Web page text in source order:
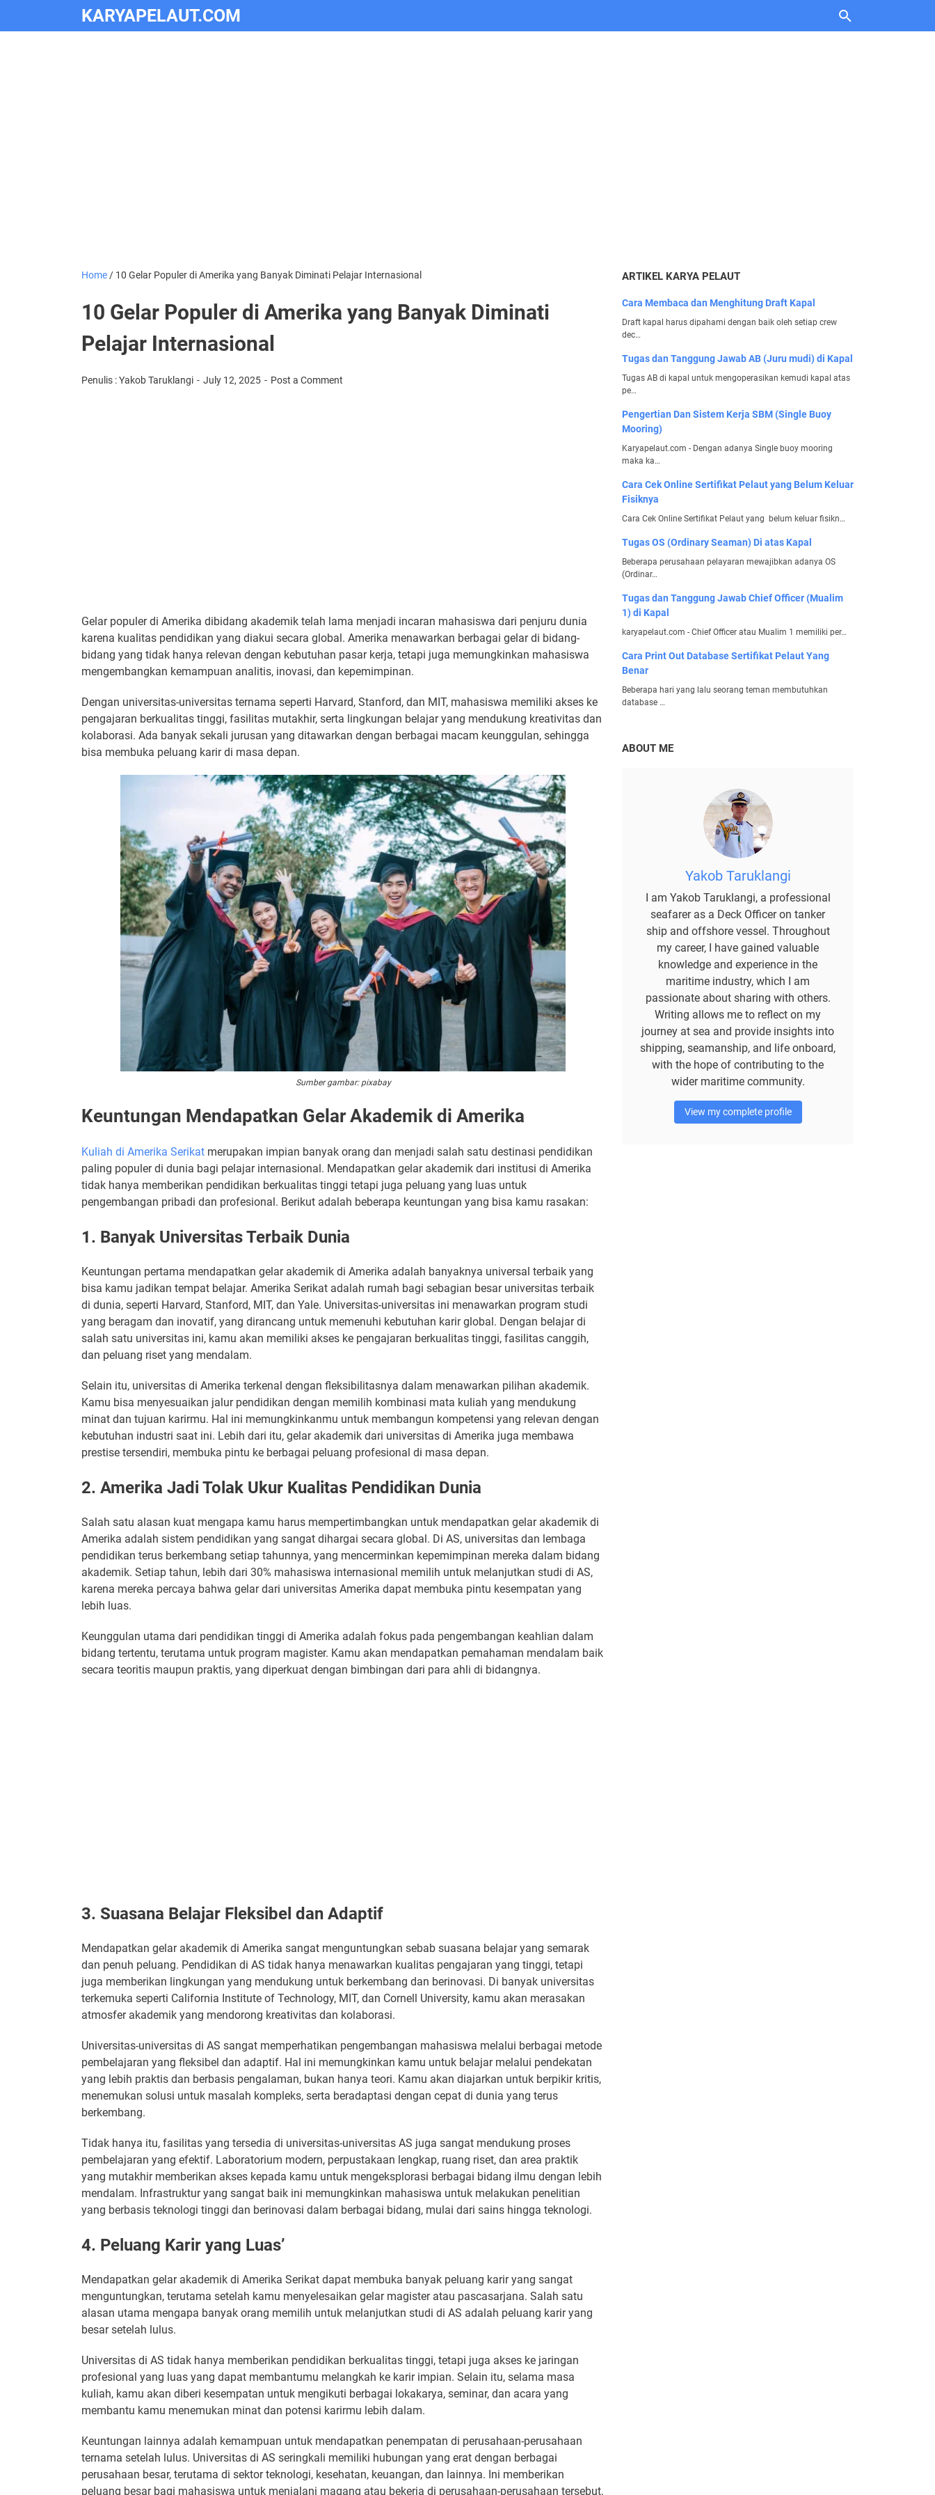
KARYAPELAUT.COM
Home / 10 Gelar Populer di Amerika yang Banyak Diminati Pelajar Internasional
10 Gelar Populer di Amerika yang Banyak Diminati
Pelajar Internasional
Penulis : Yakob Taruklangi July 12, 2025 Post a Comment
Gelar populer di Amerika dibidang akademik telah lama menjadi incaran mahasiswa dari penjuru dunia
karena kualitas pendidikan yang diakui secara global. Amerika menawarkan berbagai gelar di bidang-
bidang yang tidak hanya relevan dengan kebutuhan pasar kerja, tetapi juga memungkinkan mahasiswa
mengembangkan kemampuan analitis, inovasi, dan kepemimpinan.
Dengan universitas-universitas ternama seperti Harvard, Stanford, dan MIT, mahasiswa memiliki akses ke
pengajaran berkualitas tinggi, fasilitas mutakhir, serta lingkungan belajar yang mendukung kreativitas dan
kolaborasi. Ada banyak sekali jurusan yang ditawarkan dengan berbagai macam keunggulan, sehingga
bisa membuka peluang karir di masa depan.
Sumber gambar: pixabay
Keuntungan Mendapatkan Gelar Akademik di Amerika
Kuliah di Amerika Serikat merupakan impian banyak orang dan menjadi salah satu destinasi pendidikan
paling populer di dunia bagi pelajar internasional. Mendapatkan gelar akademik dari institusi di Amerika
tidak hanya memberikan pendidikan berkualitas tinggi tetapi juga peluang yang luas untuk
pengembangan pribadi dan profesional. Berikut adalah beberapa keuntungan yang bisa kamu rasakan:
1. Banyak Universitas Terbaik Dunia
Keuntungan pertama mendapatkan gelar akademik di Amerika adalah banyaknya universal terbaik yang
bisa kamu jadikan tempat belajar. Amerika Serikat adalah rumah bagi sebagian besar universitas terbaik
di dunia, seperti Harvard, Stanford, MIT, dan Yale. Universitas-universitas ini menawarkan program studi
yang beragam dan inovatif, yang dirancang untuk memenuhi kebutuhan karir global. Dengan belajar di
salah satu universitas ini, kamu akan memiliki akses ke pengajaran berkualitas tinggi, fasilitas canggih,
dan peluang riset yang mendalam.
Selain itu, universitas di Amerika terkenal dengan fleksibilitasnya dalam menawarkan pilihan akademik.
Kamu bisa menyesuaikan jalur pendidikan dengan memilih kombinasi mata kuliah yang mendukung
minat dan tujuan karirmu. Hal ini memungkinkanmu untuk membangun kompetensi yang relevan dengan
kebutuhan industri saat ini. Lebih dari itu, gelar akademik dari universitas di Amerika juga membawa
prestise tersendiri, membuka pintu ke berbagai peluang profesional di masa depan.
2. Amerika Jadi Tolak Ukur Kualitas Pendidikan Dunia
Salah satu alasan kuat mengapa kamu harus mempertimbangkan untuk mendapatkan gelar akademik di
Amerika adalah sistem pendidikan yang sangat dihargai secara global. Di AS, universitas dan lembaga
pendidikan terus berkembang setiap tahunnya, yang mencerminkan kepemimpinan mereka dalam bidang
akademik. Setiap tahun, lebih dari 30% mahasiswa internasional memilih untuk melanjutkan studi di AS,
karena mereka percaya bahwa gelar dari universitas Amerika dapat membuka pintu kesempatan yang
lebih luas.
Keunggulan utama dari pendidikan tinggi di Amerika adalah fokus pada pengembangan keahlian dalam
bidang tertentu, terutama untuk program magister. Kamu akan mendapatkan pemahaman mendalam baik
secara teoritis maupun praktis, yang diperkuat dengan bimbingan dari para ahli di bidangnya.
3. Suasana Belajar Fleksibel dan Adaptif
Mendapatkan gelar akademik di Amerika sangat menguntungkan sebab suasana belajar yang semarak
dan penuh peluang. Pendidikan di AS tidak hanya menawarkan kualitas pengajaran yang tinggi, tetapi
juga memberikan lingkungan yang mendukung untuk berkembang dan berinovasi. Di banyak universitas
terkemuka seperti California Institute of Technology, MIT, dan Cornell University, kamu akan merasakan
atmosfer akademik yang mendorong kreativitas dan kolaborasi.
Universitas-universitas di AS sangat memperhatikan pengembangan mahasiswa melalui berbagai metode
pembelajaran yang fleksibel dan adaptif. Hal ini memungkinkan kamu untuk belajar melalui pendekatan
yang lebih praktis dan berbasis pengalaman, bukan hanya teori. Kamu akan diajarkan untuk berpikir kritis,
menemukan solusi untuk masalah kompleks, serta beradaptasi dengan cepat di dunia yang terus
berkembang.
Tidak hanya itu, fasilitas yang tersedia di universitas-universitas AS juga sangat mendukung proses
pembelajaran yang efektif. Laboratorium modern, perpustakaan lengkap, ruang riset, dan area praktik
yang mutakhir memberikan akses kepada kamu untuk mengeksplorasi berbagai bidang ilmu dengan lebih
mendalam. Infrastruktur yang sangat baik ini memungkinkan mahasiswa untuk melakukan penelitian
yang berbasis teknologi tinggi dan berinovasi dalam berbagai bidang, mulai dari sains hingga teknologi.
4. Peluang Karir yang Luas’
Mendapatkan gelar akademik di Amerika Serikat dapat membuka banyak peluang karir yang sangat
menguntungkan, terutama setelah kamu menyelesaikan gelar magister atau pascasarjana. Salah satu
alasan utama mengapa banyak orang memilih untuk melanjutkan studi di AS adalah peluang karir yang
besar setelah lulus.
Universitas di AS tidak hanya memberikan pendidikan berkualitas tinggi, tetapi juga akses ke jaringan
profesional yang luas yang dapat membantumu melangkah ke karir impian. Selain itu, selama masa
kuliah, kamu akan diberi kesempatan untuk mengikuti berbagai lokakarya, seminar, dan acara yang
membantu kamu menemukan minat dan potensi karirmu lebih dalam.
Keuntungan lainnya adalah kemampuan untuk mendapatkan penempatan di perusahaan-perusahaan
ternama setelah lulus. Universitas di AS seringkali memiliki hubungan yang erat dengan berbagai
perusahaan besar, terutama di sektor teknologi, kesehatan, keuangan, dan lainnya. Ini memberikan
peluang besar bagi mahasiswa untuk menjalani magang atau bekerja di perusahaan-perusahaan tersebut,
ARTIKEL KARYA PELAUT
Cara Membaca dan Menghitung Draft Kapal
Draft kapal harus dipahami dengan baik oleh setiap crew
dec…
Tugas dan Tanggung Jawab AB (Juru mudi) di Kapal
Tugas AB di kapal untuk mengoperasikan kemudi kapal atas
pe…
Pengertian Dan Sistem Kerja SBM (Single Buoy
Mooring)
Karyapelaut.com - Dengan adanya Single buoy mooring
maka ka…
Cara Cek Online Sertifikat Pelaut yang Belum Keluar
Fisiknya
Cara Cek Online Sertifikat Pelaut yang belum keluar fisikn…
Tugas OS (Ordinary Seaman) Di atas Kapal
Beberapa perusahaan pelayaran mewajibkan adanya OS
(Ordinar…
Tugas dan Tanggung Jawab Chief Officer (Mualim
1) di Kapal
karyapelaut.com - Chief Officer atau Mualim 1 memiliki per…
Cara Print Out Database Sertifikat Pelaut Yang
Benar
Beberapa hari yang lalu seorang teman membutuhkan
database …
ABOUT ME
Yakob Taruklangi
I am Yakob Taruklangi, a professional
seafarer as a Deck Officer on tanker
ship and offshore vessel. Throughout
my career, I have gained valuable
knowledge and experience in the
maritime industry, which I am
passionate about sharing with others.
Writing allows me to reflect on my
journey at sea and provide insights into
shipping, seamanship, and life onboard,
with the hope of contributing to the
wider maritime community.
View my complete profile